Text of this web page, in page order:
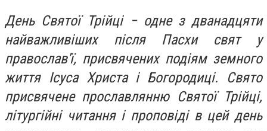
День Святої Трійці − одне з дванадцяти
найважливіших після Пасхи свят у
православ'ї, присвячених подіям земного
життя Ісуса Христа і Богородиці. Свято
присвячене прославлянню Святої Трійці,
літургійні читання і проповіді в цей день